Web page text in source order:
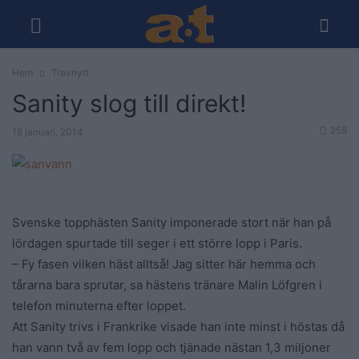
Hem Travnytt
Sanity slog till direkt!
18 januari, 2014 258
Svenske topphästen Sanity imponerade stort när han på
lördagen spurtade till seger i ett större lopp i Paris.
– Fy fasen vilken häst alltså! Jag sitter här hemma och
tårarna bara sprutar, sa hästens tränare Malin Löfgren i
telefon minuterna efter loppet.
Att Sanity trivs i Frankrike visade han inte minst i höstas då
han vann två av fem lopp och tjänade nästan 1,3 miljoner